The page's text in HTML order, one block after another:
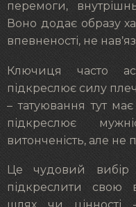
перемоги,
Воно додає образу
впевненості, не
Ключиця часто
підкреслює силу
– татуювання тут
підкреслює
витонченість, але не
Це чудовий вибір
підкреслити свою